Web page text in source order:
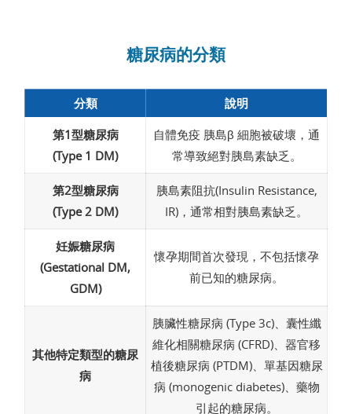
糖尿病的分類
分類
說明
第1型糖尿病
(Type 1 DM)
自體免疫 胰島β 細胞被破壞，通
常導致絕對胰島素缺乏。
第2型糖尿病
(Type 2 DM)
胰島素阻抗(Insulin Resistance,
IR)，通常相對胰島素缺乏。
妊娠糖尿病
(Gestational DM,
GDM)
懷孕期間首次發現，不包括懷孕
前已知的糖尿病。
其他特定類型的糖尿
病
胰臟性糖尿病 (Type 3c)、囊性纖
維化相關糖尿病 (CFRD)、器官移
植後糖尿病 (PTDM)、單基因糖尿
病 (monogenic diabetes)、藥物
引起的糖尿病。